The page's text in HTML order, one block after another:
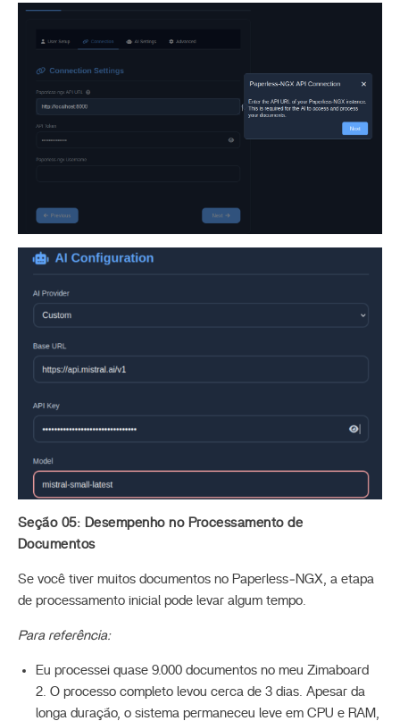
Seção 05: Desempenho no Processamento de
Documentos
Se você tiver muitos documentos no Paperless‑NGX, a etapa
de processamento inicial pode levar algum tempo.
Para referência:
Eu processei quase 9.000 documentos no meu Zimaboard
2. O processo completo levou cerca de 3 dias. Apesar da
longa duração, o sistema permaneceu leve em CPU e RAM,